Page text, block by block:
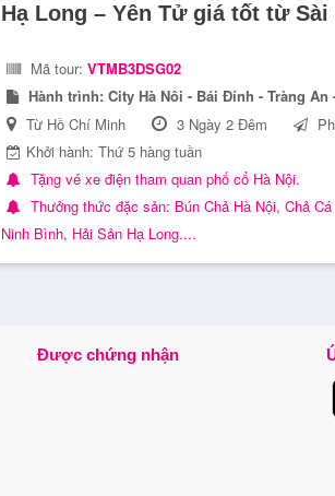
Hạ Long – Yên Tử giá tốt từ Sài
Mã tour: VTMB3DSG02
Hành trình: City Hà Nôi - Bái Đính - Tràng An
Từ Hồ Chí Minh
3 Ngày 2 Đêm
Khởi hành: Thứ 5 hàng tuần
Tặng vé xe điện tham quan phố cổ Hà Nội.
Thưởng thức đặc sản: Bún Chả Hà Nội, Chả
Ninh Bình, Hải Sản Hạ Long....
Được chứng nhận